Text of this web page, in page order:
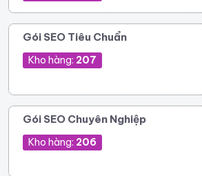
Gói SEO Tiêu Chuẩn
Kho hàng: 207
Gói SEO Chuyên Nghiệp
Kho hàng: 206